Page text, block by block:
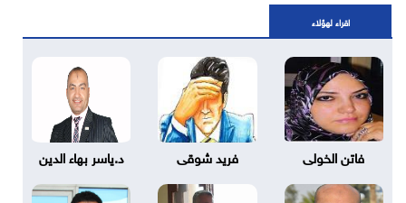
اقراء لهؤلاء
فاتن الخولى فريد شوقى د.ياسر بهاء الدين